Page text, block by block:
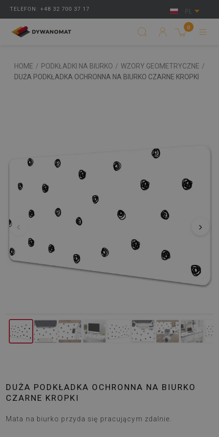
TELEFON: +48 32 700 37 17 PL
0
HOME / PODKŁADKI NA BIURKO / WZORY GEOMETRYCZNE /
DUŻA PODKŁADKA OCHRONNA NA BIURKO CZARNE KROPKI
‹ ›
DUŻA PODKŁADKA OCHRONNA NA BIURKO
CZARNE KROPKI
Mata na biurko przyda się pracującym zdalnie.